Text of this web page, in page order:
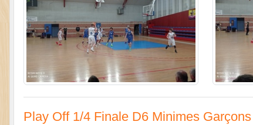
Play Off 1/4 Finale D6 Minimes Garçons